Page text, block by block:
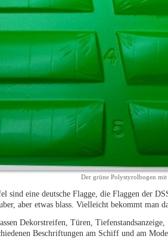
Der grüne Polystyrolbogen mit
sind eine deutsche Flagge, die Flaggen der
aber etwas blass. Vielleicht bekommt man
Dekorstreifen, Türen,
Beschriftungen am Schiff und am